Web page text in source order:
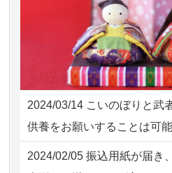
2026/07/30 17:02 神奈川の
2026/07/30 15:59 神奈川の
2026/07/30 08:46 東京都の
2026/07/29 15:08 神奈川の
2026/07/29 12:23 大阪府の
供養の内容（料
も丁寧に説...
2026/07/18つい先日も利用
た。 手続...
2026/07/18 大切にしていた
してくださ...
2026/07/15 子供の頃から可
2024/03/14 こいのぼりと武
供養をお願いすることは可
2024/02/05 振込用紙が届き